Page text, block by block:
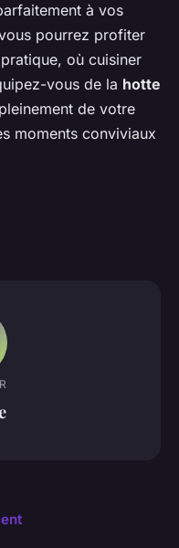
à vos
pourrez profiter
où cuisiner
vous de la hotte
de votre
moments conviviaux